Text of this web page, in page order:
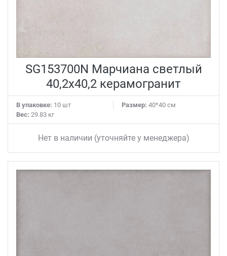
SG153700N Марчиана светлый
40,2x40,2 керамогранит
В упаковке: 10 шт Размер: 40*40 см
Вес: 29.83 кг
Нет в наличии (уточняйте у менеджера)